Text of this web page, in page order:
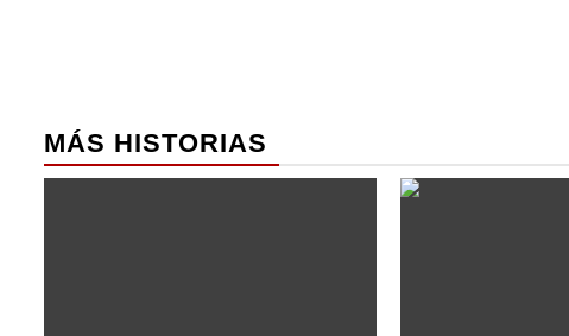
MÁS HISTORIAS